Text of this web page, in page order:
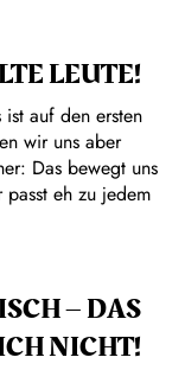
LEUTE!
ist auf den ersten
wir uns aber
Das bewegt uns
eh zu jedem
– DAS
NICHT!